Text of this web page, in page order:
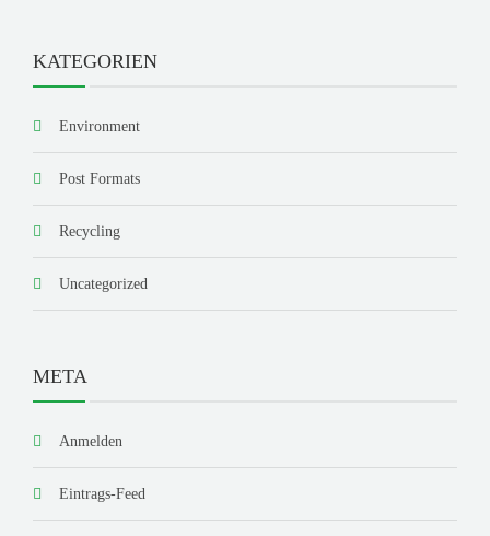
KATEGORIEN
Environment
Post Formats
Recycling
Uncategorized
META
Anmelden
Eintrags-Feed